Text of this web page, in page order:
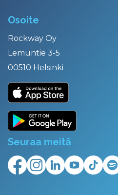
Osoite
Rockway Oy
Lemuntie 3-5
00510 Helsinki
Seuraa meitä